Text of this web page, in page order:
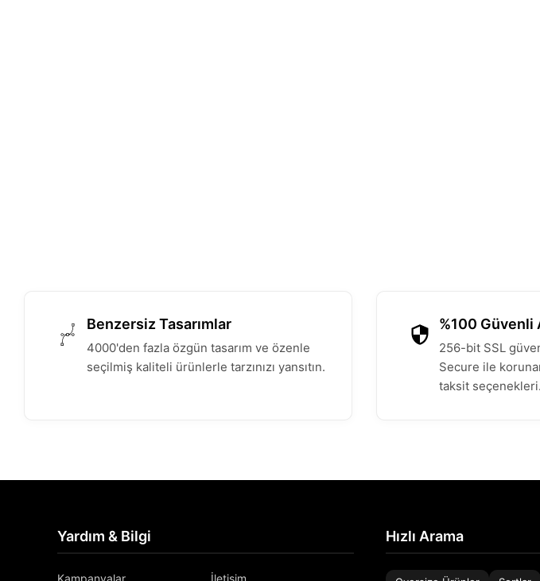
Benzersiz Tasarımlar
4000'den fazla özgün tasarım ve özenle
seçilmiş kaliteli ürünlerle tarzınızı yansıtın.
%100 Güvenli
256-bit SSL
Secure ile
taksit seçenekleri.
Yardım & Bilgi Hızlı Arama